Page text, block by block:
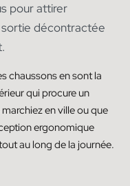
pour attirer
sortie décontractée
chaussons en sont la
qui procure un
en ville ou que
ergonomique
au long de la journée.